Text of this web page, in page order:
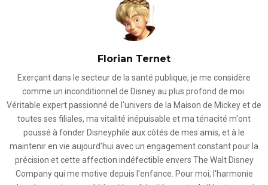
Florian Ternet
Exerçant dans le secteur de la santé publique, je me considère
comme un inconditionnel de Disney au plus profond de moi.
Véritable expert passionné de l'univers de la Maison de Mickey et de
toutes ses filiales, ma vitalité inépuisable et ma ténacité m'ont
poussé à fonder Disneyphile aux côtés de mes amis, et à le
maintenir en vie aujourd'hui avec un engagement constant pour la
précision et cette affection indéfectible envers The Walt Disney
Company qui me motive depuis l'enfance. Pour moi, l'harmonie